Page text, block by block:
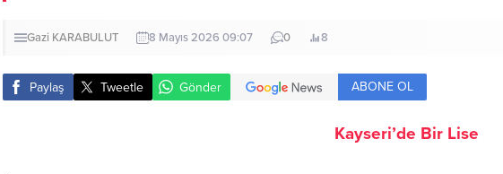
Gazi KARABULUT 8 Mayıs 2026 09:07 0 8
Paylaş Tweetle Gönder ABONE OL
Kayseri’de Bir Lise